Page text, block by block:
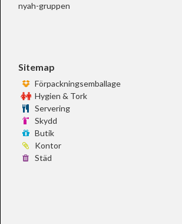
nyah-gruppen
Sitemap
Förpackningsemballage
Hygien & Tork
Servering
Skydd
Butik
Kontor
Städ